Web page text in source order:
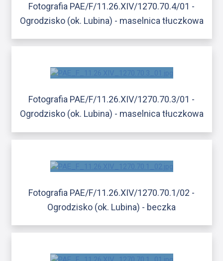
Fotografia PAE/F/11.26.XIV/1270.70.4/01 -
Ogrodzisko (ok. Lubina) - maselnica tłuczkowa
Fotografia PAE/F/11.26.XIV/1270.70.3/01 -
Ogrodzisko (ok. Lubina) - maselnica tłuczkowa
Fotografia PAE/F/11.26.XIV/1270.70.1/02 -
Ogrodzisko (ok. Lubina) - beczka